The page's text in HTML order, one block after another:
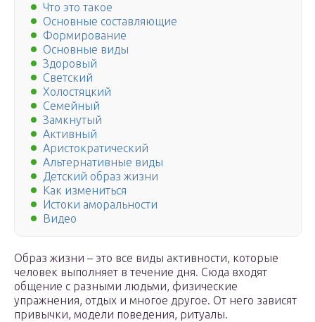
Что это такое
Основные составляющие
Формирование
Основные виды
Здоровый
Светский
Холостяцкий
Семейный
Замкнутый
Активный
Аристократический
Альтернативные виды
Детский образ жизни
Как измениться
Истоки аморальности
Видео
Образ жизни – это все виды активности, которые
человек выполняет в течение дня. Сюда входят
общение с разными людьми, физические
упражнения, отдых и многое другое. От него зависят
привычки, модели поведения, ритуалы.